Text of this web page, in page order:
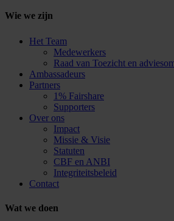
Wie we zijn
Het Team
Medewerkers
Raad van Toezicht en
Ambassadeurs
Partners
1% Fairshare
Supporters
Over ons
Impact
Missie & Visie
Statuten
CBF en ANBI
Integriteitsbeleid
Contact
Wat we doen